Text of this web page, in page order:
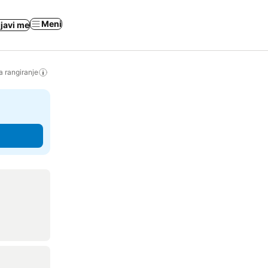
me Meni
rangiranje